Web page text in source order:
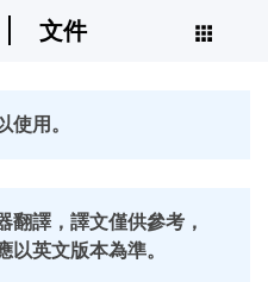
文件
用。
翻譯，譯文僅供參考，
英文版本為準。